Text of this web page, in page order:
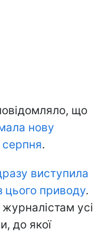
що
нову
.
виступила
цього приводу.
усі
до якої